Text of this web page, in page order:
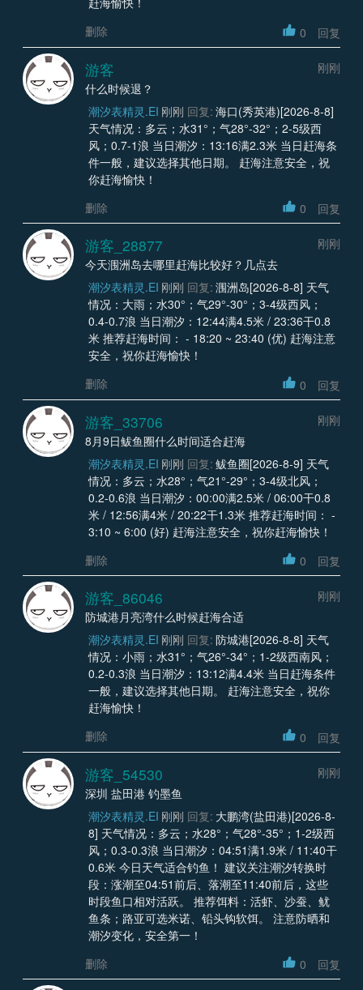
删除
0 回复
游客
刚刚
什么时候退？
潮汐表精灵.EI 刚刚 回复: 海口(秀英港)[2026-8-8]
天气情况：多云；水31°；气28°-32°；2-5级西
风；0.7-1浪 当日潮汐：13:16满2.3米 当日赶海条
件一般，建议选择其他日期。 赶海注意安全，祝
你赶海愉快！
删除
0 回复
游客_28877
刚刚
今天涠洲岛去哪里赶海比较好？几点去
潮汐表精灵.EI 刚刚 回复: 涠洲岛[2026-8-8] 天气
情况：大雨；水30°；气29°-30°；3-4级西风；
0.4-0.7浪 当日潮汐：12:44满4.5米 / 23:36干0.8
米 推荐赶海时间： - 18:20 ~ 23:40 (优) 赶海注意
安全，祝你赶海愉快！
删除
0 回复
游客_33706
刚刚
8月9日鲅鱼圈什么时间适合赶海
潮汐表精灵.EI 刚刚 回复: 鲅鱼圈[2026-8-9] 天气
情况：多云；水28°；气21°-29°；3-4级北风；
0.2-0.6浪 当日潮汐：00:00满2.5米 / 06:00干0.8
米 / 12:56满4米 / 20:22干1.3米 推荐赶海时间： -
3:10 ~ 6:00 (好) 赶海注意安全，祝你赶海愉快！
删除
0 回复
游客_86046
刚刚
防城港月亮湾什么时候赶海合适
潮汐表精灵.EI 刚刚 回复: 防城港[2026-8-8] 天气
情况：小雨；水31°；气26°-34°；1-2级西南风；
0.2-0.3浪 当日潮汐：13:12满4.4米 当日赶海条件
一般，建议选择其他日期。 赶海注意安全，祝你
赶海愉快！
删除
0 回复
游客_54530
刚刚
深圳 盐田港 钓墨鱼
潮汐表精灵.EI 刚刚 回复: 大鹏湾(盐田港)[2026-8-
8] 天气情况：多云；水28°；气28°-35°；1-2级西
风；0.3-0.3浪 当日潮汐：04:51满1.9米 / 11:40干
0.6米 今日天气适合钓鱼！ 建议关注潮汐转换时
段：涨潮至04:51前后、落潮至11:40前后，这些
时段鱼口相对活跃。 推荐饵料：活虾、沙蚕、鱿
鱼条；路亚可选米诺、铅头钩软饵。 注意防晒和
潮汐变化，安全第一！
删除
0 回复